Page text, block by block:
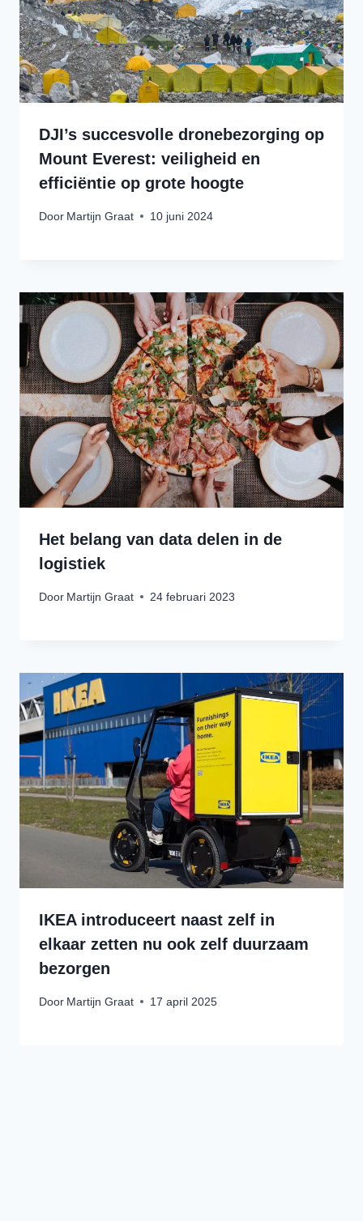
DJI’s succesvolle dronebezorging op
Mount Everest: veiligheid en
efficiëntie op grote hoogte
Door Martijn Graat 10 juni 2024
Het belang van data delen in de
logistiek
Door Martijn Graat 24 februari 2023
IKEA introduceert naast zelf in
elkaar zetten nu ook zelf duurzaam
bezorgen
Door Martijn Graat 17 april 2025